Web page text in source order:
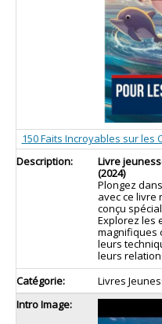
150 Faits Incroyables sur les
Livre
(2024)
Plongez
avec ce livre
conçu
Explorez les
magnifiques
leurs
leurs
Livres